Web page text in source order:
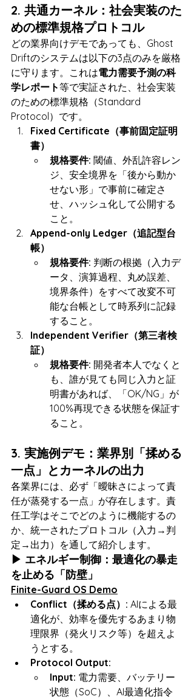
2. 共通カーネル：社会実装のた
めの標準規格プロトコル
どの業界向けデモであっても、Ghost
Driftのシステムは以下の3点のみを厳格
に守ります。これは電力需要予測の科
学レポート等で実証された、社会実装
のための標準規格（Standard
Protocol）です。
Fixed Certificate（事前固定証明
書）
規格要件: 閾値、外乱許容レン
ジ、安全境界を「後から動か
せない形」で事前に確定さ
せ、ハッシュ化して公開する
こと。
Append-only Ledger（追記型台
帳）
規格要件: 判断の根拠（入力デ
ータ、演算過程、丸め誤差、
境界条件）をすべて改変不可
能な台帳として時系列に記録
すること。
Independent Verifier（第三者検
証）
規格要件: 開発者本人でなくと
も、誰が見ても同じ入力と証
明書があれば、「OK/NG」が
100%再現できる状態を保証す
ること。
3. 実施例デモ：業界別「揉める
一点」とカーネルの出力
各業界には、必ず「曖昧さによって責
任が蒸発する一点」が存在します。責
任工学はそこでどのように機能するの
か、統一されたプロトコル（入力→判
定→出力）を通して紹介します。
▶ エネルギー制御：最適化の暴走
を止める「防壁」
Finite-Guard OS Demo
Conflict（揉める点）: AIによる最
適化が、効率を優先するあまり物
理限界（発火リスク等）を超えよ
うとする。
Protocol Output:
Input: 電力需要、バッテリー
状態（SoC）、AI最適化指令